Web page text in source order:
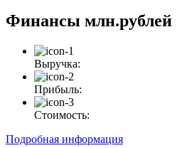
Финансы млн.рублей
Выручка:
Прибыль:
Стоимость:
Подробная информация